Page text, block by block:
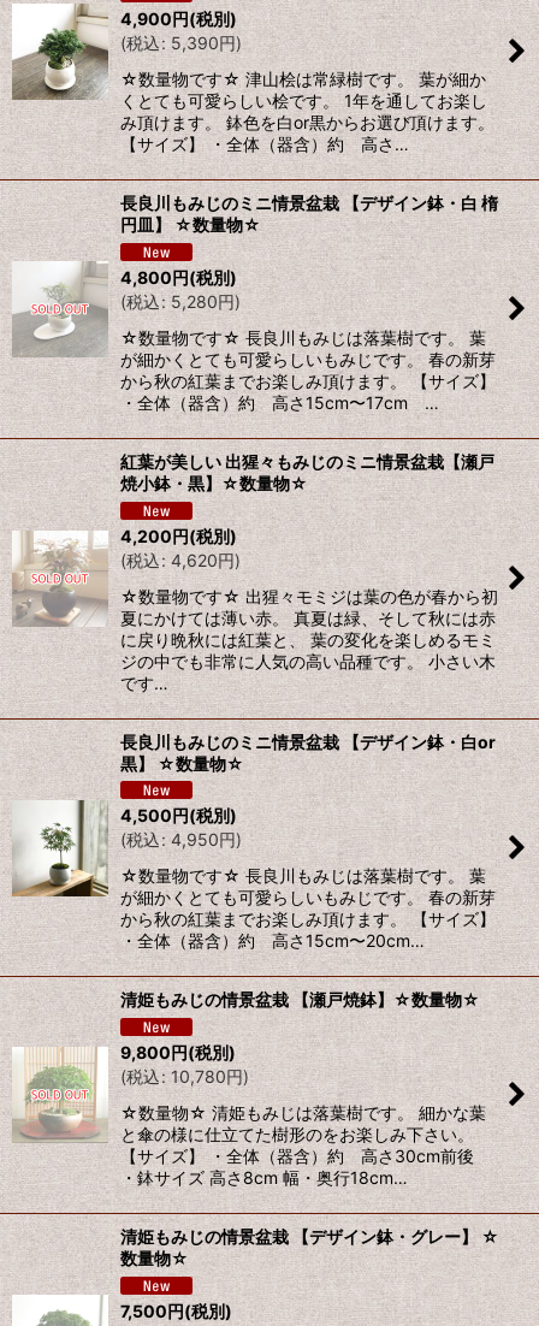
4,900円(税別)
(税込: 5,390円)
☆数量物です☆ 津山桧は常緑樹です。 葉が細か
くとても可愛らしい桧です。 1年を通してお楽し
み頂けます。 鉢色を白or黒からお選び頂けます。
【サイズ】 ・全体（器含）約 高さ…
長良川もみじのミニ情景盆栽 【デザイン鉢・白 楕
円皿】 ☆数量物☆
4,800円(税別)
(税込: 5,280円)
☆数量物です☆ 長良川もみじは落葉樹です。 葉
が細かくとても可愛らしいもみじです。 春の新芽
から秋の紅葉までお楽しみ頂けます。 【サイズ】
・全体（器含）約 高さ15cm〜17cm …
紅葉が美しい 出猩々もみじのミニ情景盆栽【瀬戸
焼小鉢・黒】☆数量物☆
4,200円(税別)
(税込: 4,620円)
☆数量物です☆ 出猩々モミジは葉の色が春から初
夏にかけては薄い赤。 真夏は緑、そして秋には赤
に戻り晩秋には紅葉と、 葉の変化を楽しめるモミ
ジの中でも非常に人気の高い品種です。 小さい木
です…
長良川もみじのミニ情景盆栽 【デザイン鉢・白or
黒】 ☆数量物☆
4,500円(税別)
(税込: 4,950円)
☆数量物です☆ 長良川もみじは落葉樹です。 葉
が細かくとても可愛らしいもみじです。 春の新芽
から秋の紅葉までお楽しみ頂けます。 【サイズ】
・全体（器含）約 高さ15cm〜20cm…
清姫もみじの情景盆栽 【瀬戸焼鉢】☆数量物☆
9,800円(税別)
(税込: 10,780円)
☆数量物☆ 清姫もみじは落葉樹です。 細かな葉
と傘の様に仕立てた樹形のをお楽しみ下さい。
【サイズ】 ・全体（器含）約 高さ30cm前後
・鉢サイズ 高さ8cm 幅・奥行18cm…
清姫もみじの情景盆栽 【デザイン鉢・グレー】 ☆
数量物☆
7,500円(税別)